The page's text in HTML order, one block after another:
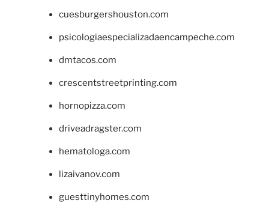
cuesburgershouston.com
psicologiaespecializadaencampeche.com
dmtacos.com
crescentstreetprinting.com
hornopizza.com
driveadragster.com
hematologa.com
lizaivanov.com
guesttinyhomes.com